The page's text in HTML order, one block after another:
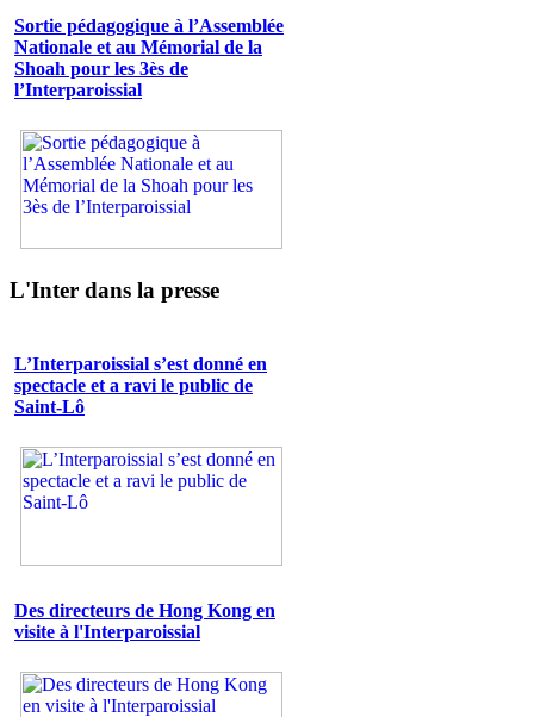
Sortie pédagogique à l’Assemblée
Nationale et au Mémorial de la
Shoah pour les 3ès de
l’Interparoissial
L'Inter dans la presse
L’Interparoissial s’est donné en
spectacle et a ravi le public de
Saint-Lô
Des directeurs de Hong Kong en
visite à l'Interparoissial